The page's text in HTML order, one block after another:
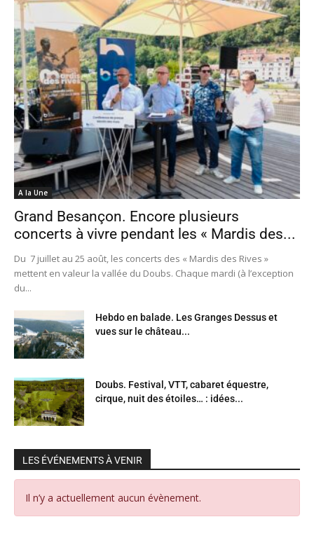
A la Une
Grand Besançon. Encore plusieurs
concerts à vivre pendant les « Mardis des...
Du 7 juillet au 25 août, les concerts des « Mardis des Rives »
mettent en valeur la vallée du Doubs. Chaque mardi (à l’exception
du...
Hebdo en balade. Les Granges Dessus et
vues sur le château...
Doubs. Festival, VTT, cabaret équestre,
cirque, nuit des étoiles… : idées...
LES ÉVÉNEMENTS À VENIR
Il n’y a actuellement aucun évènement.